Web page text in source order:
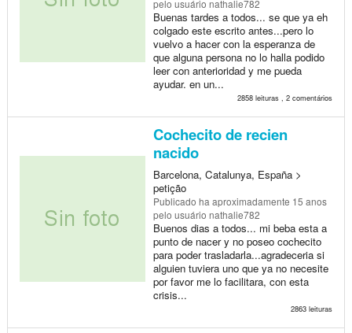
pelo usuário nathalie782
Buenas tardes a todos... se que ya eh
colgado este escrito antes...pero lo
vuelvo a hacer con la esperanza de
que alguna persona no lo halla podido
leer con anterioridad y me pueda
ayudar. en un...
2858 leituras , 2 comentários
Cochecito de recien
nacido
Barcelona, Catalunya, España >
petição
Publicado ha aproximadamente 15 anos
pelo usuário nathalie782
Buenos dias a todos... mi beba esta a
punto de nacer y no poseo cochecito
para poder trasladarla...agradeceria si
alguien tuviera uno que ya no necesite
por favor me lo facilitara, con esta
crisis...
2863 leituras